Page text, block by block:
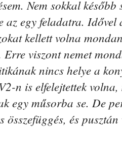
Nem sokkal
az egy feladatra.
kellett volna
viszont nemet
nincs helye a
n is elfelejtettek
egy műsorba se. De
és